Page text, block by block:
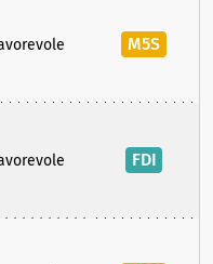
M5S
FDI